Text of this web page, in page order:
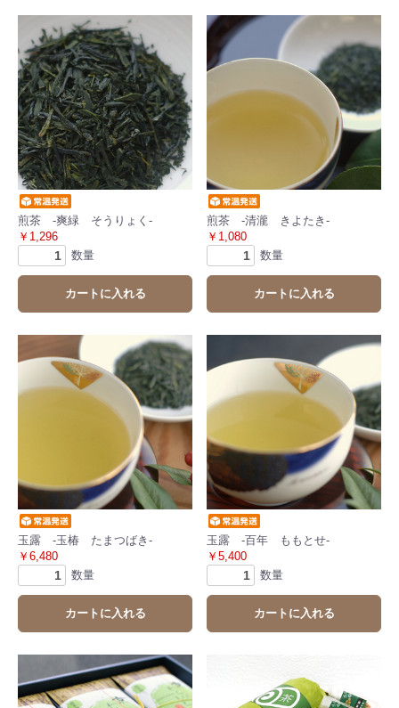
煎茶 -爽緑 そうりょく-
￥1,296
数量
カートに入れる
煎茶 -清瀧 きよたき-
￥1,080
数量
カートに入れる
玉露 -玉椿 たまつばき-
￥6,480
数量
カートに入れる
玉露 -百年 ももとせ-
￥5,400
数量
カートに入れる